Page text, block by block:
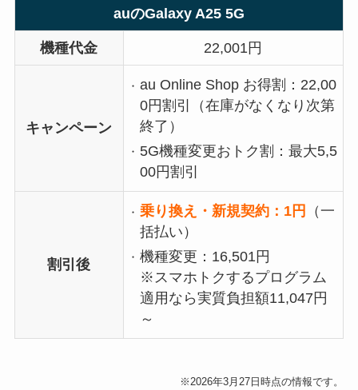
auのGalaxy A25 5G
機種代金 22,001円
キャンペーン
au Online Shop お得割：22,00
0円割引（在庫がなくなり次第
終了）
5G機種変更おトク割：最大5,5
00円割引
割引後
乗り換え・新規契約：1円
（一
括払い）
機種変更：16,501円
※スマホトクするプログラム
適用なら実質負担額11,047円
～
※2026年3月27日時点の情報です。